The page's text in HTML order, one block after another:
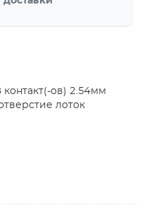
ов) 2.54мм
лоток